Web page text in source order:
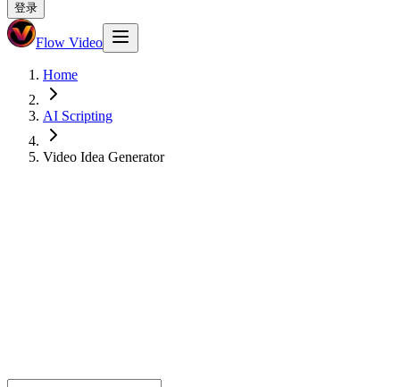
登录
Flow Video
Home
AI Scripting
Video Idea Generator